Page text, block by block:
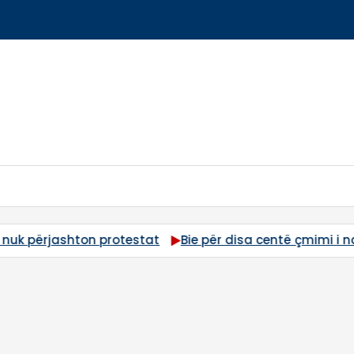
çmimi i naftës në Kosovë I plagosuri nuk i